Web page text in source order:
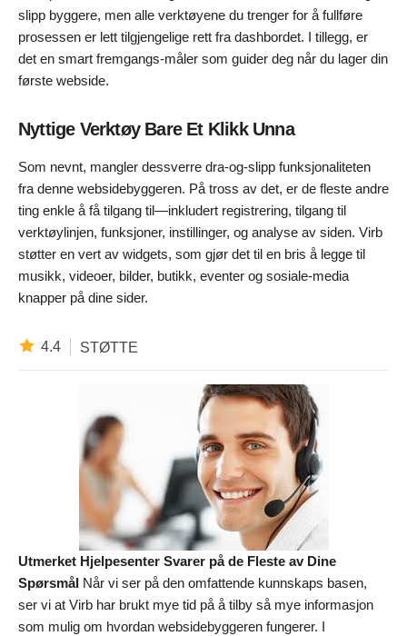
slipp byggere, men alle verktøyene du trenger for å fullføre
prosessen er lett tilgjengelige rett fra dashbordet. I tillegg, er
det en smart fremgangs-måler som guider deg når du lager din
første webside.
Nyttige Verktøy Bare Et Klikk Unna
Som nevnt, mangler dessverre dra-og-slipp funksjonaliteten
fra denne websidebyggeren. På tross av det, er de fleste andre
ting enkle å få tilgang til—inkludert registrering, tilgang til
verktøylinjen, funksjoner, instillinger, og analyse av siden. Virb
støtter en vert av widgets, som gjør det til en bris å legge til
musikk, videoer, bilder, butikk, eventer og sosiale-media
knapper på dine sider.
4.4 STØTTE
Utmerket Hjelpesenter Svarer på de Fleste av Dine
Spørsmål Når vi ser på den omfattende kunnskaps basen,
ser vi at Virb har brukt mye tid på å tilby så mye informasjon
som mulig om hvordan websidebyggeren fungerer. I